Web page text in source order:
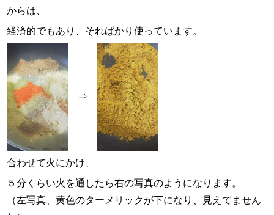
からは、
経済的でもあり、そればかり使っています。
⇒
合わせて火にかけ、
５分くらい火を通したら右の写真のようになります。
（左写真、黄色のターメリックが下になり、見えてません